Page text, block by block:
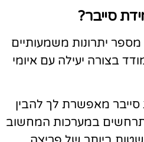
סייבר?
יתרונות משמעותיים
בצורה יעילה עם איומי
מאפשרת לך להבין
במערכות המחשוב